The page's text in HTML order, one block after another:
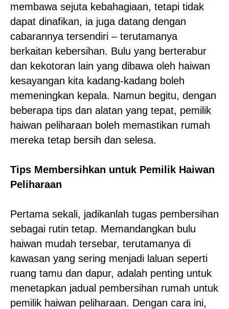
membawa sejuta kebahagiaan, tetapi tidak
dapat dinafikan, ia juga datang dengan
cabarannya tersendiri – terutamanya
berkaitan kebersihan. Bulu yang berterabur
dan kekotoran lain yang dibawa oleh haiwan
kesayangan kita kadang-kadang boleh
memeningkan kepala. Namun begitu, dengan
beberapa tips dan alatan yang tepat, pemilik
haiwan peliharaan boleh memastikan rumah
mereka tetap bersih dan selesa.
Tips Membersihkan untuk Pemilik Haiwan
Peliharaan
Pertama sekali, jadikanlah tugas pembersihan
sebagai rutin tetap. Memandangkan bulu
haiwan mudah tersebar, terutamanya di
kawasan yang sering menjadi laluan seperti
ruang tamu dan dapur, adalah penting untuk
menetapkan jadual pembersihan rumah untuk
pemilik haiwan peliharaan. Dengan cara ini,